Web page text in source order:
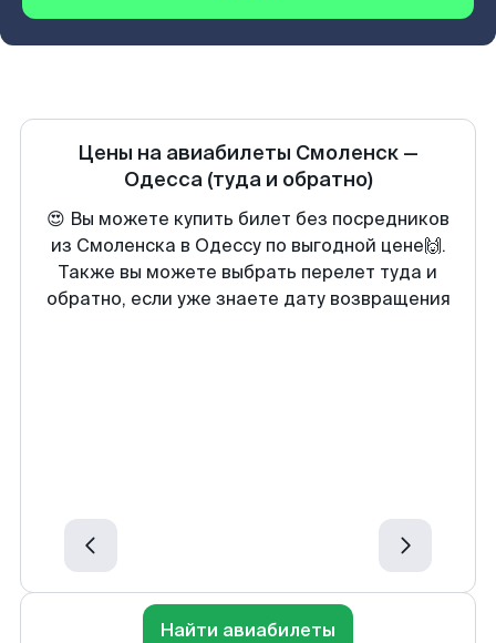
Цены на авиабилеты Смоленск —
Одесса (туда и обратно)
😍 Вы можете купить билет без посредников
из Смоленска в Одессу по выгодной цене🙌.
Также вы можете выбрать перелет туда и
обратно, если уже знаете дату возвращения
Найти авиабилеты